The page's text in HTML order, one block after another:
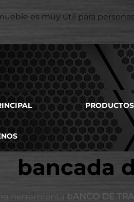
es muy útil para
PRODUCTOS
bancada
herramienta bANCO DE